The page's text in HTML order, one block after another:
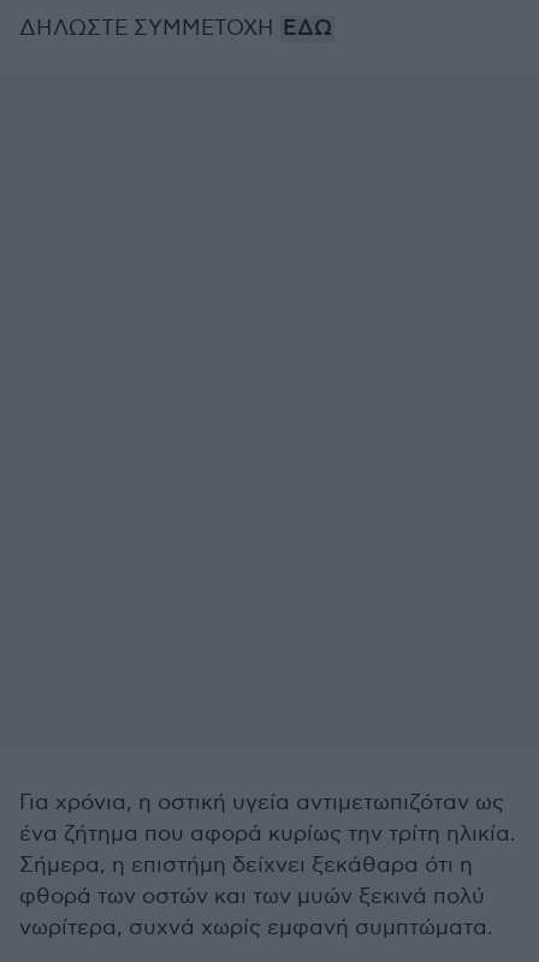
ΔΗΛΩΣΤΕ ΣΥΜΜΕΤΟΧΗ ΕΔΩ
Για χρόνια, η οστική υγεία αντιμετωπιζόταν ως
ένα ζήτημα που αφορά κυρίως την τρίτη ηλικία.
Σήμερα, η επιστήμη δείχνει ξεκάθαρα ότι η
φθορά των οστών και των μυών ξεκινά πολύ
νωρίτερα, συχνά χωρίς εμφανή συμπτώματα.